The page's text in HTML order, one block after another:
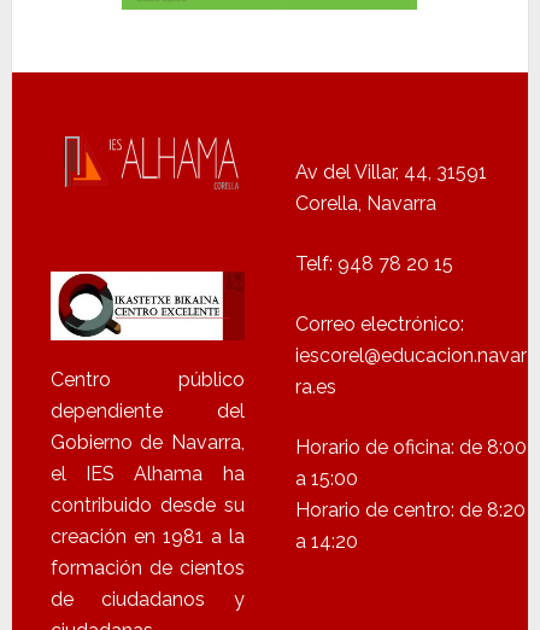
Centro público
dependiente del
Gobierno de Navarra,
el IES Alhama ha
contribuido desde su
creación en 1981 a la
formación de cientos
de ciudadanos y
Av del Villar, 44, 31591
Corella, Navarra
Telf: 948 78 20 15
Correo electrónico:
iescorel@educacion.navar
ra.es
Horario de oficina: de 8:00
a 15:00
Horario de centro: de 8:20
a 14:20